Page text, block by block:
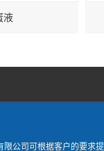
液
公司可根据客户的要求